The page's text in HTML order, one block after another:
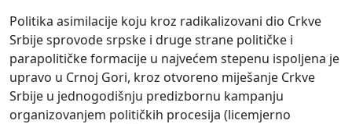
Politika asimilacije koju kroz radikalizovani dio Crkve
Srbije sprovode srpske i druge strane političke i
parapolitičke formacije u najvećem stepenu ispoljena je
upravo u Crnoj Gori, kroz otvoreno miješanje Crkve
Srbije u jednogodišnju predizbornu kampanju
organizovanjem političkih procesija (licemjerno